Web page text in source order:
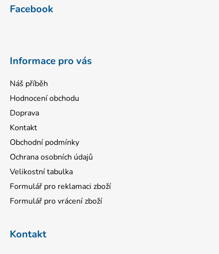
Facebook
Informace pro vás
Náš příběh
Hodnocení obchodu
Doprava
Kontakt
Obchodní podmínky
Ochrana osobních údajů
Velikostní tabulka
Formulář pro reklamaci zboží
Formulář pro vrácení zboží
Kontakt